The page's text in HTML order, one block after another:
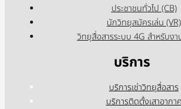
ประชาชนทั่วไป (CB)
นักวิทยุสมัครเล่น (VR)
วิทยุสื่อสารระบบ 4G สำหรับงา
บริการ
บริการเช่าวิทยุสื่อสาร
บริการติดตั้งเสาอากา